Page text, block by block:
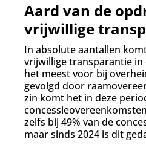
Aard van de
vrijwillige
In absolute aantallen
vrijwillige transparantie in
het meest voor bij
gevolgd door
zin komt het in deze
zelfs bij 49% van de
maar sinds 2024 is dit